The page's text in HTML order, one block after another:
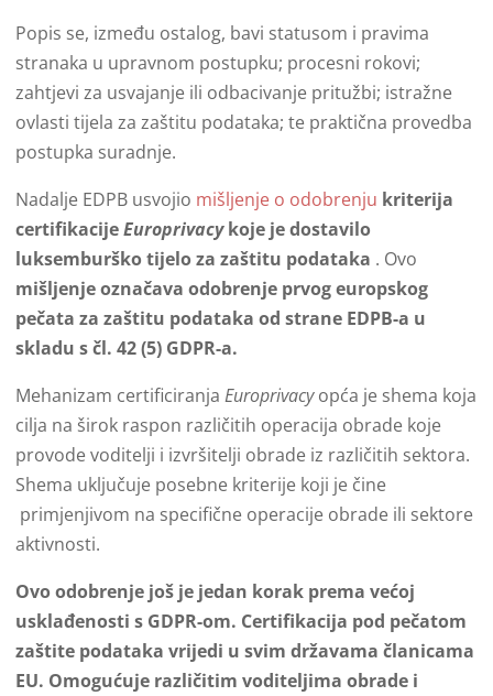
Popis se, između ostalog, bavi statusom i pravima
stranaka u upravnom postupku; procesni rokovi;
zahtjevi za usvajanje ili odbacivanje pritužbi; istražne
ovlasti tijela za zaštitu podataka; te praktična provedba
postupka suradnje.
Nadalje EDPB usvojio mišljenje o odobrenju kriterija
certifikacijeEuroprivacykoje je dostavilo
luksemburško tijelo za zaštitu podataka . Ovo
mišljenje označava odobrenje prvog europskog
pečata za zaštitu podataka od strane EDPB-a u
skladu s čl. 42 (5) GDPR-a.
Mehanizam certificiranja Europrivacyopća je shema koja
cilja na širok raspon različitih operacija obrade koje
provode voditelji i izvršitelji obrade iz različitih sektora.
Shema uključuje posebne kriterije koji je čine
primjenjivom na specifične operacije obrade ili sektore
aktivnosti.
Ovo odobrenje još je jedan korak prema većoj
usklađenosti s GDPR-om. Certifikacija pod pečatom
zaštite podataka vrijedi u svim državama članicama
EU. Omogućuje različitim voditeljima obrade i